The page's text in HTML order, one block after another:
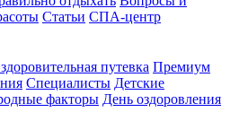
Статьи СПА-центр
путевка Премиум
Cпециалисты Детские
факторы День оздоровления